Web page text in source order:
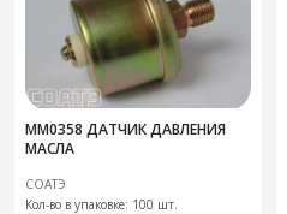
ММ0358 ДАТЧИК ДАВЛЕНИЯ
МАСЛА
СОАТЭ
Кол-во в упаковке: 100 шт.